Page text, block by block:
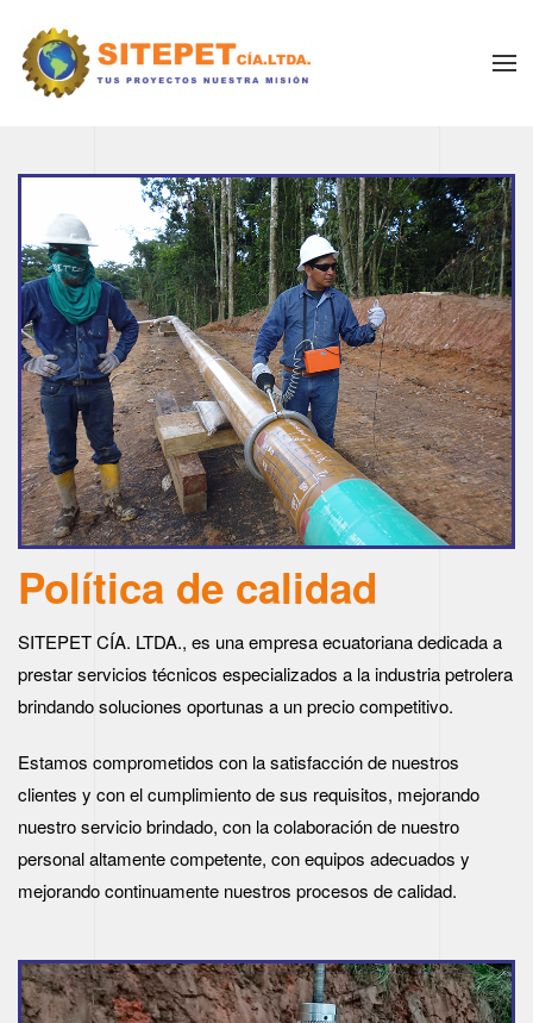
Política de calidad
SITEPET CÍA. LTDA., es una empresa ecuatoriana dedicada a
prestar servicios técnicos especializados a la industria petrolera
brindando soluciones oportunas a un precio competitivo.
Estamos comprometidos con la satisfacción de nuestros
clientes y con el cumplimiento de sus requisitos, mejorando
nuestro servicio brindado, con la colaboración de nuestro
personal altamente competente, con equipos adecuados y
mejorando continuamente nuestros procesos de calidad.